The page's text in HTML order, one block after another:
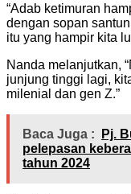
“Adab ketimuran
dengan sopan
itu yang hampir kita
Nanda melanjutkan,
junjung tinggi lagi,
milenial dan gen Z.”
Baca Juga :
Pj.
pelepasan
tahun 2024